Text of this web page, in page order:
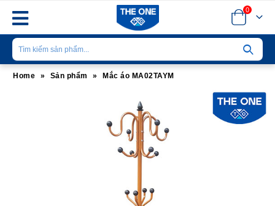
0
Home » Sản phẩm » Mắc áo MA02TAYM